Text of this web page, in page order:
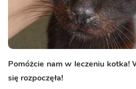
Pomóżcie nam w leczeniu kotka!
się rozpoczęła!